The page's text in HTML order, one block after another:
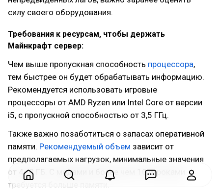
силу своего оборудования.
Требования к ресурсам, чтобы держать
Майнкрафт сервер:
Чем выше пропускная способность процессора,
тем быстрее он будет обрабатывать информацию.
Рекомендуется использовать игровые
процессоры от AMD Ryzen или Intel Core от версии
i5, с пропускной способностью от 3,5 ГГц.
Также важно позаботиться о запасах оперативной
памяти. Рекомендуемый объем зависит от
предполагаемых нагрузок, минимальные значения
от 4–8 ГБ. С модами и более чем 10 игроками
требуется больше памяти.